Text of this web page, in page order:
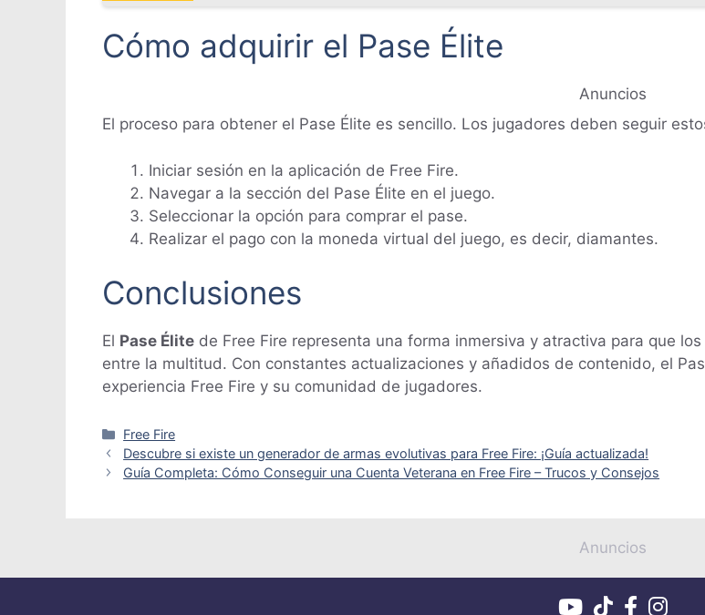
Cómo adquirir el Pase Élite
Anuncios
El proceso para obtener el Pase Élite es sencillo. Los jugadores deben seguir
Iniciar sesión en la aplicación de Free Fire.
Navegar a la sección del Pase Élite en el juego.
Seleccionar la opción para comprar el pase.
Realizar el pago con la moneda virtual del juego, es decir, diamantes.
Conclusiones
El Pase Élite de Free Fire representa una forma inmersiva y atractiva para que
entre la multitud. Con constantes actualizaciones y añadidos de contenido, el
experiencia Free Fire y su comunidad de jugadores.
Categorías
Free Fire
Descubre si existe un generador de armas evolutivas para Free Fire: ¡Guía actualizada!
Guía Completa: Cómo Conseguir una Cuenta Veterana en Free Fire – Trucos y Consejos
Anuncios